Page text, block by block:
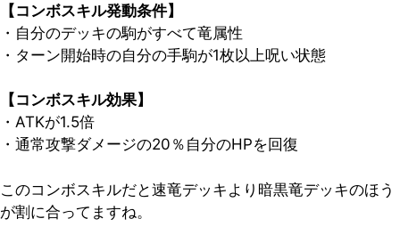
【コンボスキル発動条件】
・自分のデッキの駒がすべて竜属性
・ターン開始時の自分の手駒が1枚以上呪い状態
【コンボスキル効果】
・ATKが1.5倍
・通常攻撃ダメージの20％自分のHPを回復
このコンボスキルだと速竜デッキより暗黒竜デッキのほう
が割に合ってますね。